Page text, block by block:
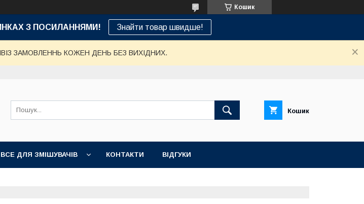
Кошик
З ПОСИЛАННЯМИ! Знайти товар швидше!
ЗАМОВЛЕННЬ КОЖЕН ДЕНЬ БЕЗ ВИХІДНИХ.
Кошик
ВСЕ ДЛЯ ЗМІШУВАЧІВ КОНТАКТИ ВІДГУКИ